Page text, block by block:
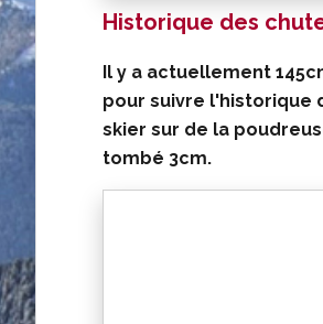
Historique des
Il y a actuellement
pour suivre l'historique
skier sur de la
tombé 3cm.